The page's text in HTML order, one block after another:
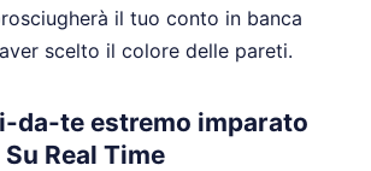
il tuo conto in banca
scelto il colore delle pareti.
da-te estremo imparato
Real Time